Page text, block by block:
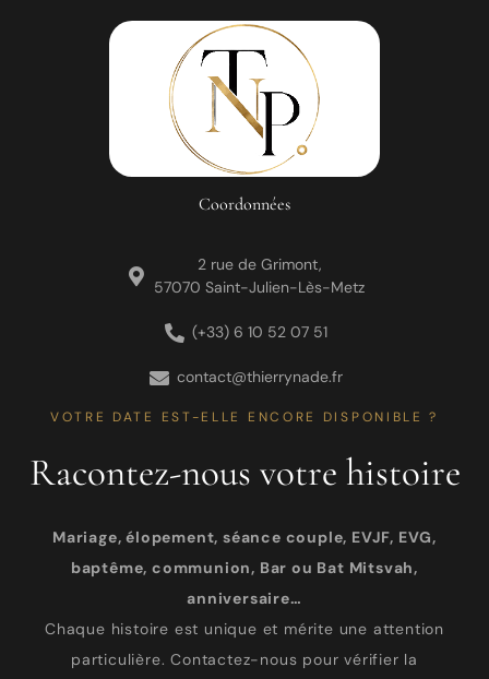
Coordonnées
2 rue de Grimont,
57070 Saint-Julien-Lès-Metz
(+33) 6 10 52 07 51
contact@thierrynade.fr
VOTRE DATE EST-ELLE ENCORE DISPONIBLE ?
Racontez-nous votre histoire
Mariage, élopement, séance couple, EVJF, EVG,
baptême, communion, Bar ou Bat Mitsvah,
anniversaire…
Chaque histoire est unique et mérite une attention
particulière. Contactez-nous pour vérifier la